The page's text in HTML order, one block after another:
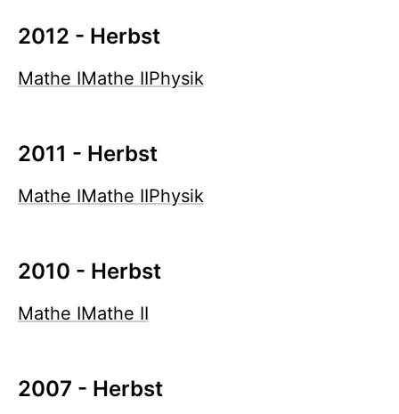
2012 - Herbst
Mathe IMathe IIPhysik
2011 - Herbst
Mathe IMathe IIPhysik
2010 - Herbst
Mathe IMathe II
2007 - Herbst